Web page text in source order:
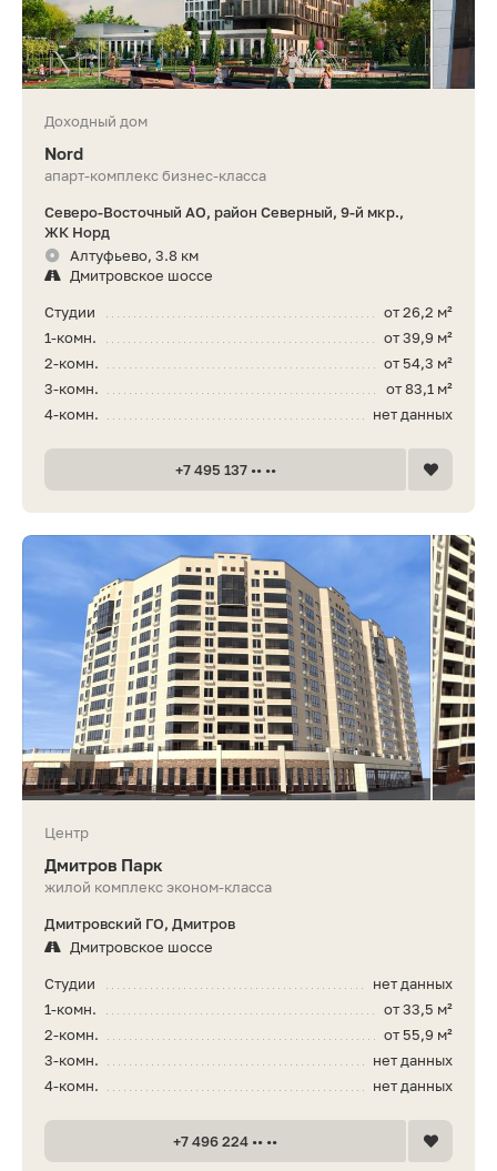
Доходный дом
Nord
апарт-комплекс бизнес-класса
Северо-Восточный АО, район Северный, 9-й мкр.,
ЖК Норд
Алтуфьево, 3.8 км
Дмитровское шоссе
от 26,2 м²
Студии
от 39,9 м²
1-комн.
от 54,3 м²
2-комн.
от 83,1 м²
3-комн.
нет данных
4-комн.
+7 495 137 •• ••
Центр
Дмитров Парк
жилой комплекс эконом-класса
Дмитровский ГО, Дмитров
Дмитровское шоссе
нет данных
Студии
от 33,5 м²
1-комн.
от 55,9 м²
2-комн.
нет данных
3-комн.
нет данных
4-комн.
+7 496 224 •• ••